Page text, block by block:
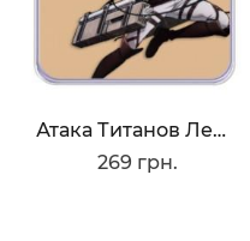
Атака Титанов Леви
269 грн.